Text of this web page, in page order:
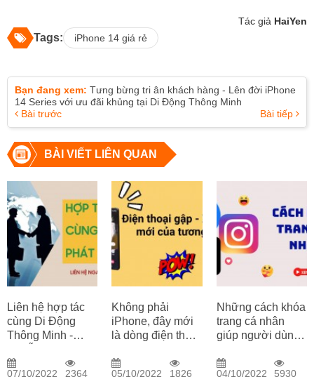
Tác giả HaiYen
Tags: iPhone 14 giá rẻ
Bạn đang xem: Tưng bừng tri ân khách hàng - Lên đời iPhone
14 Series với ưu đãi khủng tại Di Động Thông Minh
Bài trước
Bài tiếp
BÀI VIẾT LIÊN QUAN
Liên hệ hợp tác
cùng Di Động
Thông Minh -
hàng chính hãng,
quy trình chuyên
07/10/2022 2364
Không phải
iPhone, đây mới
là dòng điện thoại
trường
smartphone
05/10/2022 1826
Những cách khóa
trang cá nhân
giúp người dùng
riêng tư mà bạn
không nên bỏ qua
04/10/2022 5930